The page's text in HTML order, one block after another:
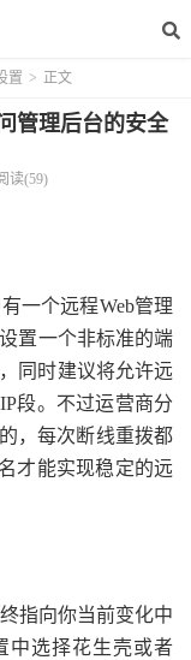
置 > 正文
管理后台的安全
读(59)
一个远程Web管理
置一个非标准的端
同时建议将允许远
段。不过运营商分
，每次断线重拨都
才能实现稳定的远
指向你当前变化中
中选择花生壳或者